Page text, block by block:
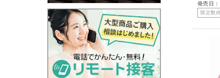
発売日
限定数